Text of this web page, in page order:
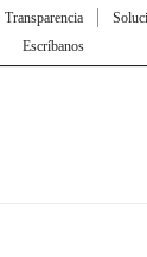
Transparencia
Escríbanos